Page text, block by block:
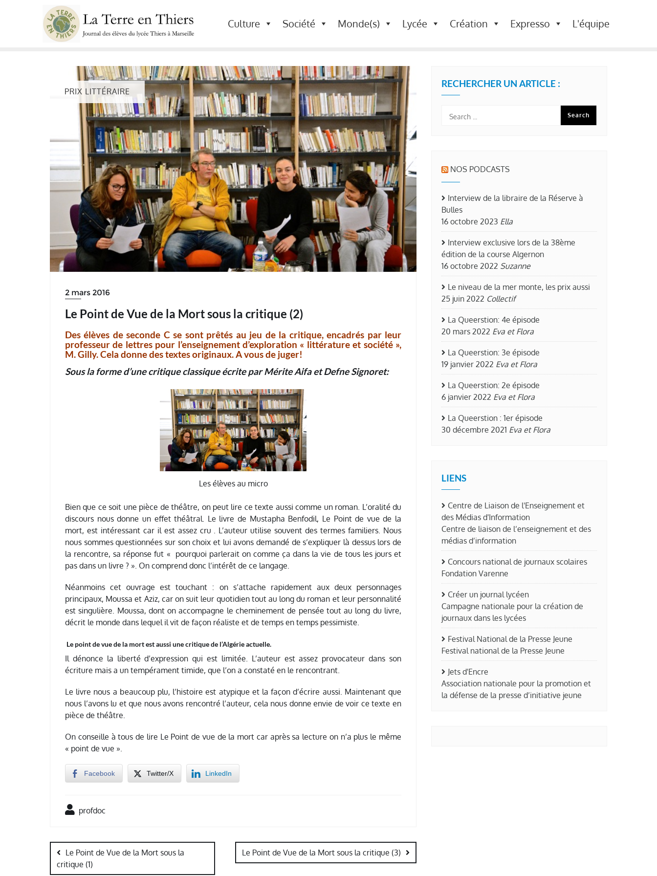
Culture Société Monde(s) Lycée Création Expresso L'équipe
PRIX LITTÉRAIRE
2 mars 2016
Le Point de Vue de la Mort sous la critique (2)
Des élèves de seconde C se sont prêtés au jeu de la critique, encadrés par leur
professeur de lettres pour l’enseignement d’exploration « littérature et société »,
M. Gilly. Cela donne des textes originaux. A vous de juger!
Sous la forme d’une critique classique écrite par Mérite Aifa et Defne Signoret:
Les élèves au micro
Bien que ce soit une pièce de théâtre, on peut lire ce texte aussi comme un roman. L’oralité du
discours nous donne un effet théâtral. Le livre de Mustapha Benfodil, Le Point de vue de la
mort, est intéressant car il est assez cru . L’auteur utilise souvent des termes familiers. Nous
nous sommes questionnées sur son choix et lui avons demandé de s’expliquer là dessus lors de
la rencontre, sa réponse fut « pourquoi parlerait on comme ça dans la vie de tous les jours et
pas dans un livre ? ». On comprend donc l’intérêt de ce langage.
Néanmoins cet ouvrage est touchant : on s’attache rapidement aux deux personnages
principaux, Moussa et Aziz, car on suit leur quotidien tout au long du roman et leur personnalité
est singulière. Moussa, dont on accompagne le cheminement de pensée tout au long du livre,
décrit le monde dans lequel il vit de façon réaliste et de temps en temps pessimiste.
Le point de vue de la mort est aussi une critique de l’Algérie actuelle.
Il dénonce la liberté d’expression qui est limitée. L’auteur est assez provocateur dans son
écriture mais a un tempérament timide, que l’on a constaté en le rencontrant.
Le livre nous a beaucoup plu, l’histoire est atypique et la façon d’écrire aussi. Maintenant que
nous l’avons lu et que nous avons rencontré l’auteur, cela nous donne envie de voir ce texte en
pièce de théâtre.
On conseille à tous de lire Le Point de vue de la mort car après sa lecture on n’a plus le même
« point de vue ».
Facebook Twitter/X LinkedIn
profdoc
Navigation
deLe Point de Vue de la Mort sous la
critique (1)
Le Point de Vue de la Mort sous la critique (3)
RECHERCHER UN ARTICLE :
NOS PODCASTS
Interview de la libraire de la Réserve à
Bulles
16 octobre 2023 Ella
Interview exclusive lors de la 38ème
édition de la course Algernon
16 octobre 2022 Suzanne
Le niveau de la mer monte, les prix aussi
25 juin 2022 Collectif
La Queerstion: 4e épisode
20 mars 2022 Eva et Flora
La Queerstion: 3e épisode
19 janvier 2022 Eva et Flora
La Queerstion: 2e épisode
6 janvier 2022 Eva et Flora
La Queerstion : 1er épisode
30 décembre 2021 Eva et Flora
LIENS
Centre de Liaison de l'Enseignement et
des Médias d'Information
Centre de liaison de l’enseignement et des
médias d’information
Concours national de journaux scolaires
Fondation Varenne
Créer un journal lycéen
Campagne nationale pour la création de
journaux dans les lycées
Festival National de la Presse Jeune
Festival national de la Presse Jeune
Jets d'Encre
Association nationale pour la promotion et
la défense de la presse d’initiative jeune